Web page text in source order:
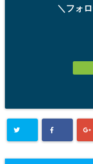
＼フォ